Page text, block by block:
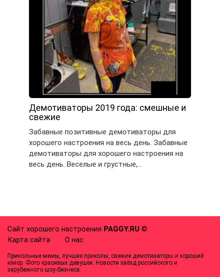
Демотиваторы 2019 года: смешные и
свежие
Забавные позитивные демотиваторы для
хорошего настроения на весь день. Забавные
демотиваторы для хорошего настроения на
весь день. Веселые и грустные,…
Сайт хорошего настроения PAGGY.RU ©
Карта сайта
О нас
Прикольные мемы, лучшие приколы, свежие демотиваторы и хороший
юмор. Фото красивых девушек. Новости звёзд российского и
зарубежного шоу-бизнеса.